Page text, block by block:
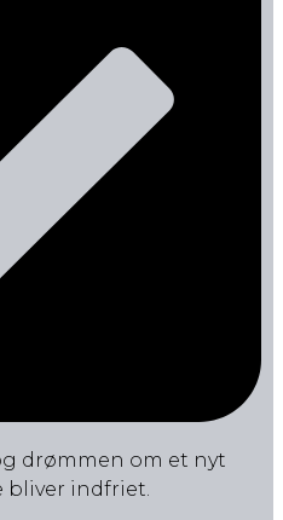
drømmen om et nyt
bliver indfriet.